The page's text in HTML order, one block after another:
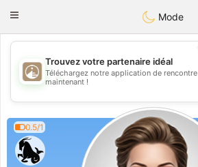
Bahebik
Toggle
Mode
💖
💕
Trouvez votre partenaire idéal
Téléchargez notre application de rencontre
maintenant !
0.5/1